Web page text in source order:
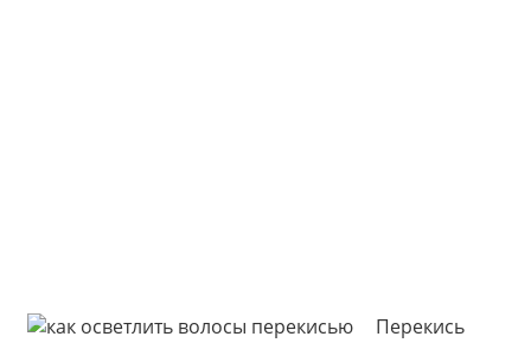
Перекись